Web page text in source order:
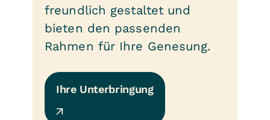
freundlich gestaltet und
bieten den passenden
Rahmen für Ihre Genesung.
Ihre Unterbringung